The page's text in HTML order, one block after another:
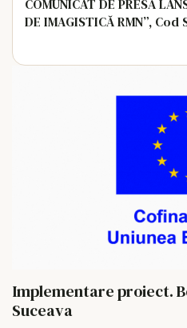
COMUNICAT DE PRESĂ
DE IMAGISTICĂ RMN”, Cod
Implementare proiect.
Suceava